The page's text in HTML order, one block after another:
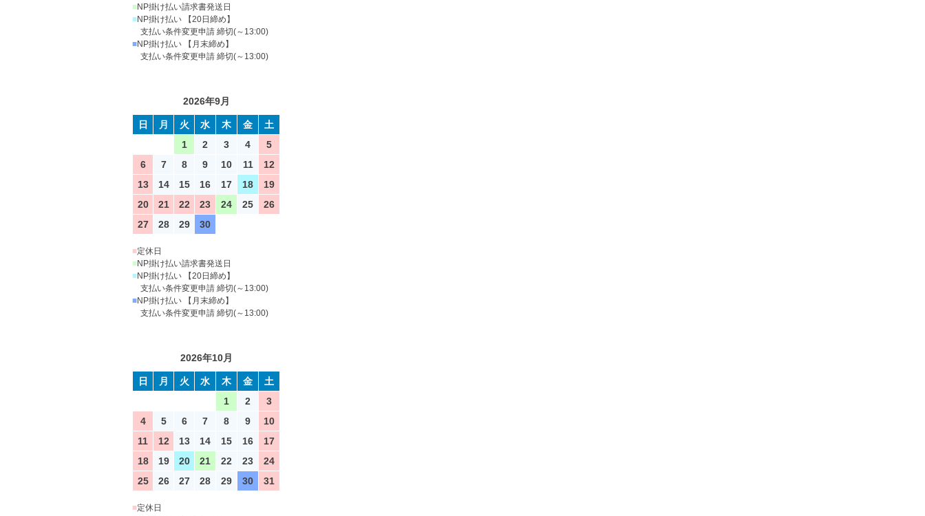
■NP掛け払い請求書発送日
■NP掛け払い 【20日締め】
支払い条件変更申請 締切(～13:00)
■NP掛け払い 【月末締め】
支払い条件変更申請 締切(～13:00)
2026年9月
日 月 火 水 木 金
土
1
2 3 4
5
6
7 8 9 10 11
12
13
14 15 16 17 18
19
20
21 22 23 24 25
26
27
28 29 30
■定休日
■NP掛け払い請求書発送日
■NP掛け払い 【20日締め】
支払い条件変更申請 締切(～13:00)
■NP掛け払い 【月末締め】
支払い条件変更申請 締切(～13:00)
2026年10月
日 月 火 水 木 金
土
1
2
3
4
5 6 7 8 9
10
11
12 13 14 15 16
17
18
19 20 21 22 23
24
25
26 27 28 29 30 31
■定休日